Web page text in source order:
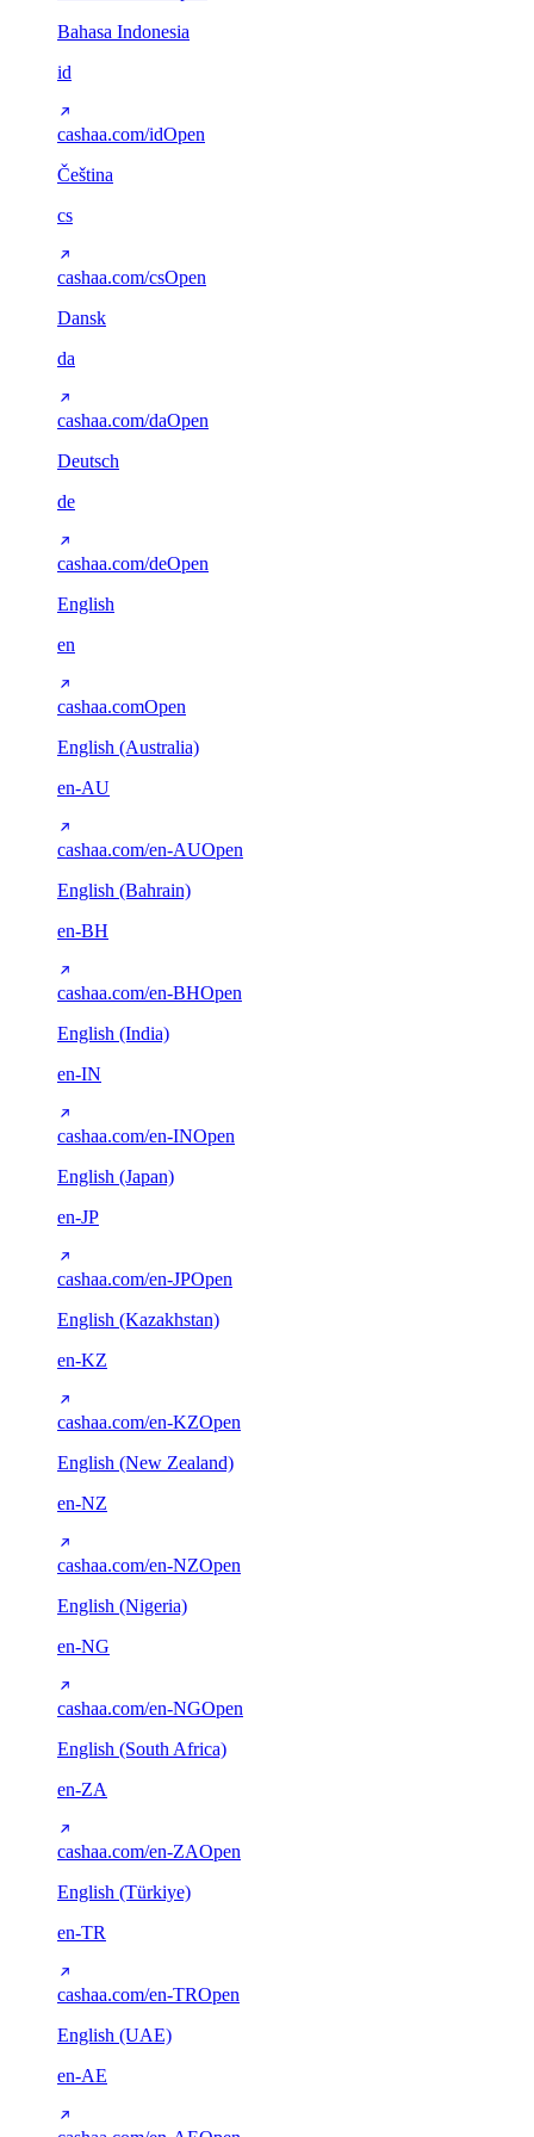
Bahasa Indonesia
id
cashaa.com/idOpen
Čeština
cs
cashaa.com/csOpen
Dansk
da
cashaa.com/daOpen
Deutsch
de
cashaa.com/deOpen
English
en
cashaa.comOpen
English (Australia)
en-AU
cashaa.com/en-AUOpen
English (Bahrain)
en-BH
cashaa.com/en-BHOpen
English (India)
en-IN
cashaa.com/en-INOpen
English (Japan)
en-JP
cashaa.com/en-JPOpen
English (Kazakhstan)
en-KZ
cashaa.com/en-KZOpen
English (New Zealand)
en-NZ
cashaa.com/en-NZOpen
English (Nigeria)
en-NG
cashaa.com/en-NGOpen
English (South Africa)
en-ZA
cashaa.com/en-ZAOpen
English (Türkiye)
en-TR
cashaa.com/en-TROpen
English (UAE)
en-AE